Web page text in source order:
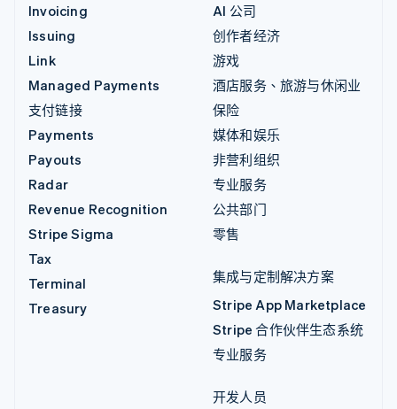
Invoicing
Issuing
Link
Managed Payments
支付链接
Payments
Payouts
Radar
Revenue Recognition
Stripe Sigma
Tax
Terminal
Treasury
AI 公司
创作者经济
游戏
酒店服务、旅游与休闲业
保险
媒体和娱乐
非营利组织
专业服务
公共部门
零售
集成与定制解决方案
Stripe App Marketplace
Stripe 合作伙伴生态系统
专业服务
开发人员